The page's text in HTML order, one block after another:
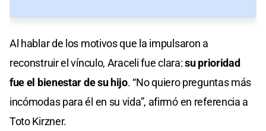
Al hablar de los motivos que la impulsaron a
reconstruir el vínculo, Araceli fue clara:su prioridad
fue el bienestar de su hijo. “No quiero preguntas más
incómodas para él en su vida”, afirmó en referencia a
Toto Kirzner.